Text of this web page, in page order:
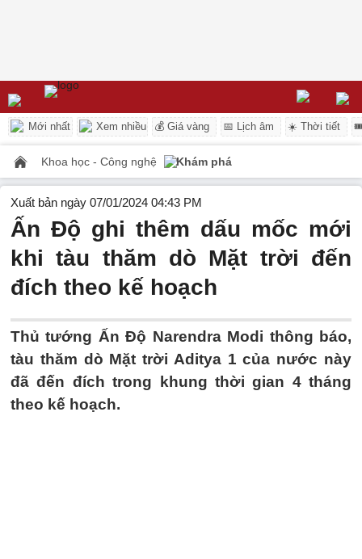
Mới nhất Xem nhiều 💰 Giá vàng 📅 Lịch âm ☀️ Thời tiết
Khoa học - Công nghệ Khám phá
Xuất bản ngày 07/01/2024 04:43 PM
Ấn Độ ghi thêm dấu mốc mới
khi tàu thăm dò Mặt trời đến
đích theo kế hoạch
Thủ tướng Ấn Độ Narendra Modi thông báo,
tàu thăm dò Mặt trời Aditya 1 của nước này
đã đến đích trong khung thời gian 4 tháng
theo kế hoạch.